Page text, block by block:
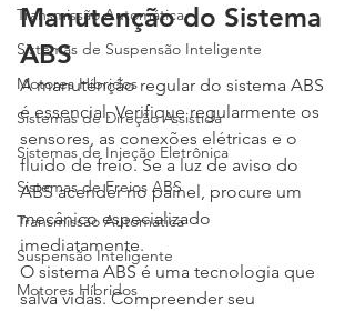
Transmissão Automática
Sistemas de Suspensão Inteligente
Motores Híbridos
Sistemas de Direção Assistida
Sistemas de Injeção Eletrônica
Sistemas de Freios ABS
Transmissão Automática
Suspensão Inteligente
Motores Híbridos
Manutenção do Sistema
ABS
A manutenção regular do sistema ABS
é essencial. Verifique regularmente os
sensores, as conexões elétricas e o
fluido de freio. Se a luz de aviso do
ABS acender no painel, procure um
mecânico especializado
imediatamente.
O sistema ABS é uma tecnologia que
salva vidas. Compreender seu